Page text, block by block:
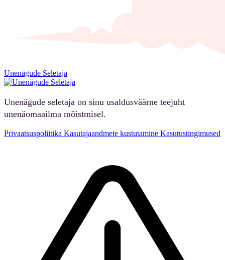
Unenägude Seletaja
Unenägude seletaja on sinu usaldusväärne teejuht
unenäomaailma mõistmisel.
Privaatsuspoliitika Kasutajaandmete kustutamine Kasutustingimused